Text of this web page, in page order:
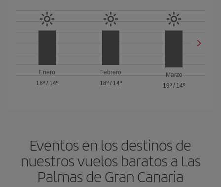
Enero
18º/ 14º
Febrero
18º/ 14º
Marzo
19º / 14º
Eventos en los destinos de
nuestros vuelos baratos a Las
Palmas de Gran Canaria